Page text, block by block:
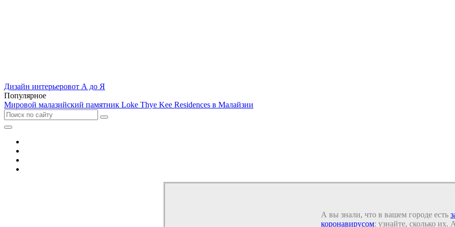
Дизайн интерьеровот А до Я
Популярное
Мировой малазийский памятник Loke Thye Kee Residences в Малайзии
А вы знали, что в вашем городе есть
коронавирусом: узнайте, сколько их.